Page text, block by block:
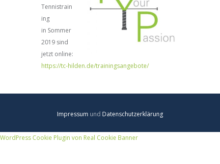
Tennistrain
ing
in Sommer
2019 sind
jetzt online:
https://tc-hilden.de/trainingsangebote/
Impressum und Datenschutzerklärung
WordPress Cookie Plugin von Real Cookie Banner